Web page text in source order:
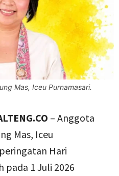
Mas, Iceu Purnamasari.
– Anggota
Mas, Iceu
Hari
pada 1 Juli 2026